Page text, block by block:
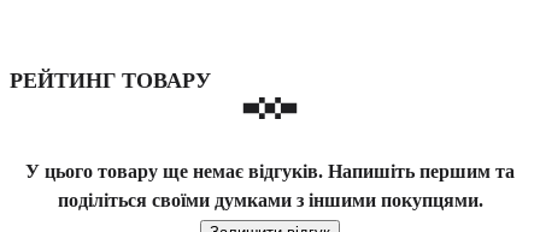
РЕЙТИНГ ТОВАРУ
У цього товару ще немає відгуків. Напишіть першим та
поділіться своїми думками з іншими покупцями.